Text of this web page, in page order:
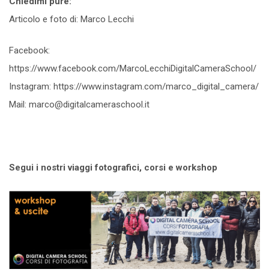
Articolo e foto di: Marco Lecchi
Facebook:
https://www.facebook.com/MarcoLecchiDigitalCameraSchool/
Instagram: https://www.instagram.com/marco_digital_camera/
Mail: marco@digitalcameraschool.it
Segui i nostri viaggi fotografici, corsi e workshop